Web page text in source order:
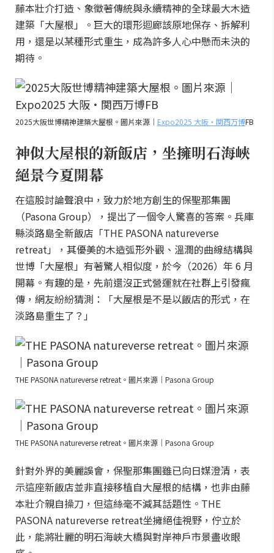
藤本壯介打造、象徵著傳統與永續精神的全球最大木造
建築「大屋根」。巨大的環形迴廊該原地保存、拆解利
用，還是以某種形式重生，成為許多人心中懸而未決的
期待。
2025大阪世博精神建築大屋根。圖片來源｜ Expo2025 大阪・関西万博FB
神似大屋根的新飯店，坐擁明石海峽
絕景今夏開幕
在這股討論聲浪中，致力於地方創生的保聖那集團
（Pasona Group），提出了一個令人驚喜的答案。兵庫
縣淡路島全新飯店「THE PASONA natureverse
retreat」，其優美的木造弧形外觀、溫潤的曲線結構與
世博「大屋根」有著驚人相似度，於今（2026）年 6 月
開幕。有趣的是，先前還沒正式營運就在社群上引發瘋
傳，網友紛紛猜測：「大屋根是不是以飯店的形式，在
淡路島重生了？」
THE PASONA natureverse retreat。圖片來源｜Pasona Group
THE PASONA natureverse retreat。圖片來源｜Pasona Group
針對外界的美麗誤會，保聖那集團雖已向日媒澄清，表
示這座新飯店並非直接移植自大屋根的結構，也非由藤
本壯介親自操刀，但這絲毫不減其話題性。THE
PASONA natureverse retreat坐擁絕佳視野，佇立於
此，能將壯麗的明石海峽大橋與對岸神戶市景盡收眼